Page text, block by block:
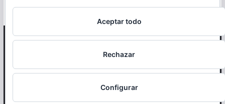
Correr en La Rioja
reservados.
Otro proyecto deMiRioja
Aceptar todo
Rechazar
Configurar